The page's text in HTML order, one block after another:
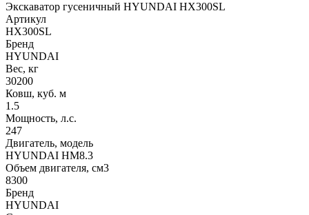
Экскаватор гусеничный HYUNDAI HX300SL
Артикул
HX300SL
Бренд
HYUNDAI
Вес, кг
30200
Ковш, куб. м
1.5
Мощность, л.с.
247
Двигатель, модель
HYUNDAI HM8.3
Объем двигателя, см3
8300
Бренд
HYUNDAI